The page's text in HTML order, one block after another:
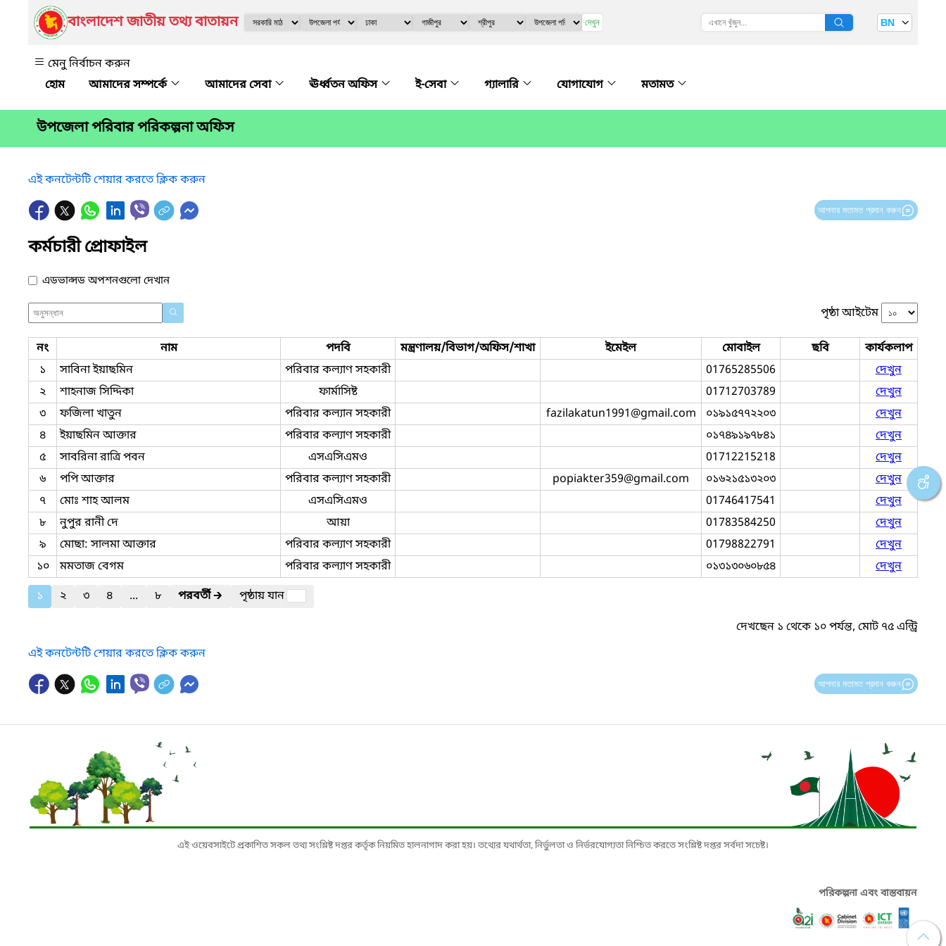
বাংলাদেশ জাতীয় তথ্য বাতায়ন দেখুন BN
মেনু নির্বাচন করুন
আমাদের সম্পর্কে
আমাদের সেবা ঊর্ধ্বতন অফিস ই-সেবা গ্যালারি যোগাযোগ মতামত
উপজেলা পরিবার পরিকল্পনা অফিস
এই কনটেন্টটি শেয়ার করতে ক্লিক করুন
আপনার মতামত প্রদান করুন
কর্মচারী প্রোফাইল
এডভান্সড অপশনগুলো দেখান
পৃষ্ঠা আইটেম
নং নাম পদবি মন্ত্রণালয়/বিভাগ/অফিস/শাখা ইমেইল মোবাইল ছবি
কার্যকলাপ
১
সাবিনা ইয়াছমিন পরিবার কল্যাণ সহকারী 01765285506
দেখুন
২
শাহনাজ সিদ্দিকা ফার্মাসিষ্ট 01712703789
দেখুন
৩
ফজিলা খাতুন পরিবার কল্যান সহকারী fazilakatun1991@gmail.com ০১৯১৫৭৭২২০৩
দেখুন
৪
ইয়াছমিন আক্তার পরিবার কল্যাণ সহকারী ০১৭৪৯১৯৭৮৪১
দেখুন
৫
সাবরিনা রাত্রি পবন এসএসিএমও 01712215218
দেখুন
৬
পপি আক্তার পরিবার কল্যাণ সহকারী popiakter359@gmail.com ০১৬২১৫১৩২০৩
দেখুন
৭
মোঃ শাহ আলম এসএসিএমও 01746417541
দেখুন
৮
নুপুর রানী দে আয়া 01783584250
দেখুন
৯
মোছা: সালমা আক্তার পরিবার কল্যাণ সহকারী 01798822791
দেখুন
১০
মমতাজ বেগম পরিবার কল্যাণ সহকারী ০১৩১৩০৬০৮৫৪
দেখুন
১
২ ৩ ৪ ... ৮ পরবর্তী🡲
পৃষ্ঠায় যান
দেখছেন ১ থেকে ১০ পর্যন্ত, মোট ৭৫ এন্ট্রি
এই কনটেন্টটি শেয়ার করতে ক্লিক করুন
আপনার মতামত প্রদান করুন
এই ওয়েবসাইটে প্রকাশিত সকল তথ্য সংশ্লিষ্ট দপ্তর কর্তৃক নিয়মিত হালনাগাদ করা হয়। তথ্যের যথার্থতা, নির্ভুলতা ও নির্ভরযোগ্যতা নিশ্চিত করতে সংশ্লিষ্ট দপ্তর সর্বদা সচেষ্ট।
পরিকল্পনা এবং বাস্তবায়ন